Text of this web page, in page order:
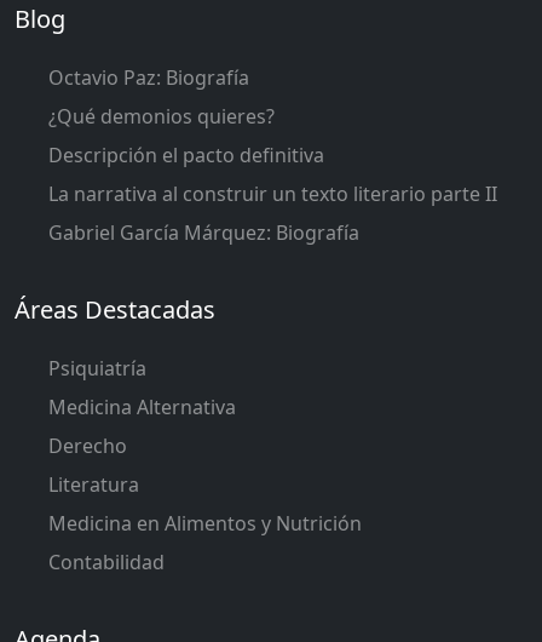
Blog
Octavio Paz: Biografía
¿Qué demonios quieres?
Descripción el pacto definitiva
La narrativa al construir un texto literario parte II
Gabriel García Márquez: Biografía
Áreas Destacadas
Psiquiatría
Medicina Alternativa
Derecho
Literatura
Medicina en Alimentos y Nutrición
Contabilidad